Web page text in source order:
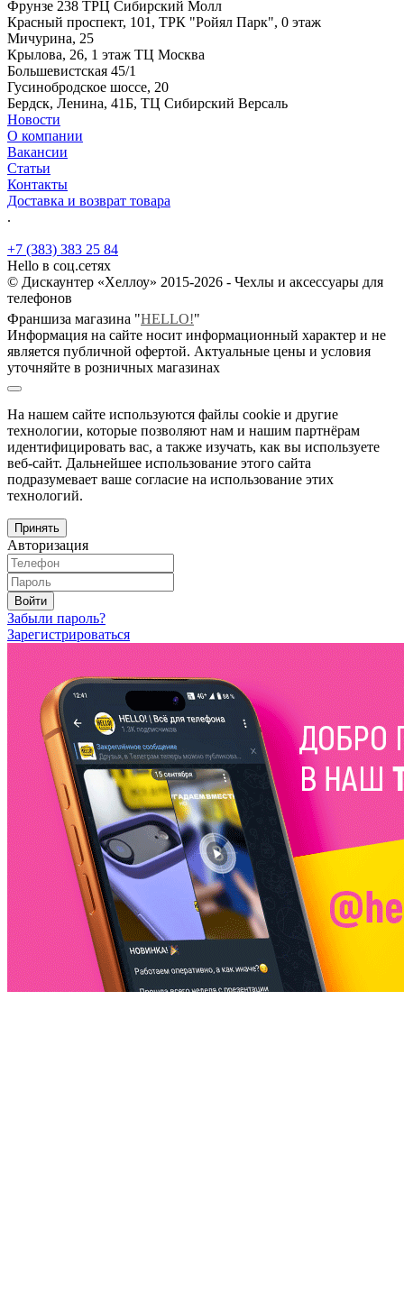
Фрунзе 238 ТРЦ Сибирский Молл
Красный проспект, 101, ТРК "Ройял Парк", 0 этаж
Мичурина, 25
Крылова, 26, 1 этаж ТЦ Москва
Большевистская 45/1
Гусинобродское шоссе, 20
Бердск, Ленина, 41Б, ТЦ Сибирский Версаль
Новости
О компании
Вакансии
Статьи
Контакты
Доставка и возврат товара
.
+7 (383) 383 25 84
Hello в соц.сетях
© Дискаунтер «Хеллоу» 2015-2026 - Чехлы и аксессуары для
телефонов
Франшиза магазина "HELLO!"
Информация на сайте носит информационный характер и не
является публичной офертой. Актуальные цены и условия
уточняйте в розничных магазинах
На нашем сайте используются файлы cookie и другие
технологии, которые позволяют нам и нашим партнёрам
идентифицировать вас, а также изучать, как вы используете
веб-сайт. Дальнейшее использование этого сайта
подразумевает ваше согласие на использование этих
технологий.
Принять
Авторизация
Войти
Забыли пароль?
Зарегистрироваться